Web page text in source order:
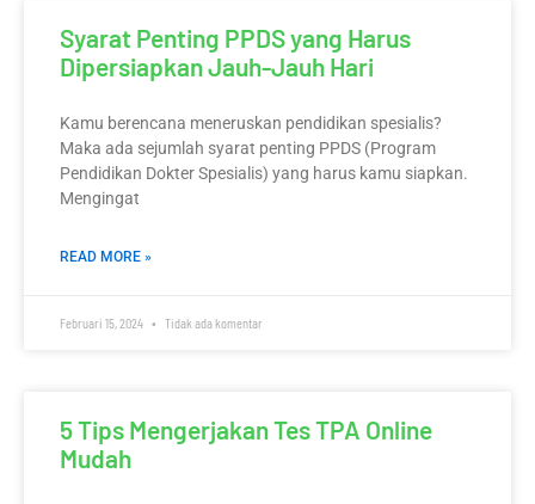
Syarat Penting PPDS yang Harus
Dipersiapkan Jauh-Jauh Hari
Kamu berencana meneruskan pendidikan spesialis?
Maka ada sejumlah syarat penting PPDS (Program
Pendidikan Dokter Spesialis) yang harus kamu siapkan.
Mengingat
READ MORE »
Februari 15, 2024 Tidak ada komentar
5 Tips Mengerjakan Tes TPA Online
Mudah